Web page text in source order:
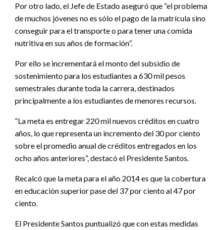
Por otro lado, el Jefe de Estado aseguró que “el problema
de muchos jóvenes no es sólo el pago de la matrícula sino
conseguir para el transporte o para tener una comida
nutritiva en sus años de formación”.
Por ello se incrementará el monto del subsidio de
sostenimiento para los estudiantes a 630 mil pesos
semestrales durante toda la carrera, destinados
principalmente a los estudiantes de menores recursos.
“La meta es entregar 220 mil nuevos créditos en cuatro
años, lo que representa un incremento del 30 por ciento
sobre el promedio anual de créditos entregados en los
ocho años anteriores”, destacó el Presidente Santos.
Recalcó que la meta para el año 2014 es que la cobertura
en educación superior pase del 37 por ciento al 47 por
ciento.
El Presidente Santos puntualizó que con estas medidas